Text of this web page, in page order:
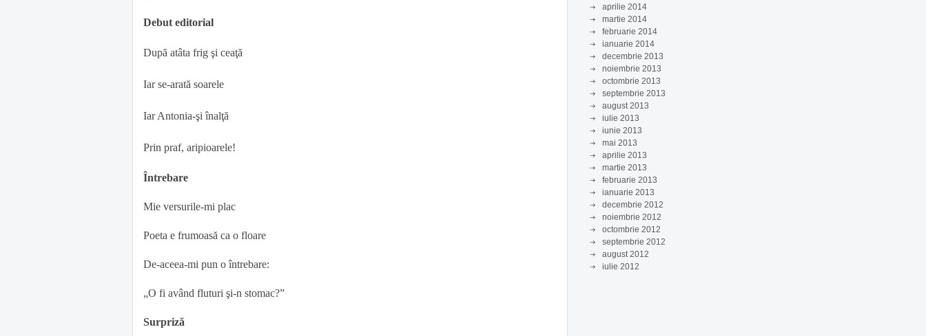
aprilie 2014
martie 2014
februarie 2014
ianuarie 2014
decembrie 2013
noiembrie 2013
octombrie 2013
septembrie 2013
august 2013
iulie 2013
iunie 2013
mai 2013
aprilie 2013
martie 2013
februarie 2013
ianuarie 2013
decembrie 2012
noiembrie 2012
octombrie 2012
septembrie 2012
august 2012
iulie 2012
Debut editorial
După atâta frig şi ceaţă
Iar se-arată soarele
Iar Antonia-şi înalţă
Prin praf, aripioarele!
Întrebare
Mie versurile-mi plac
Poeta e frumoasă ca o floare
De-aceea-mi pun o întrebare:
„O fi având fluturi şi-n stomac?”
Surpriză